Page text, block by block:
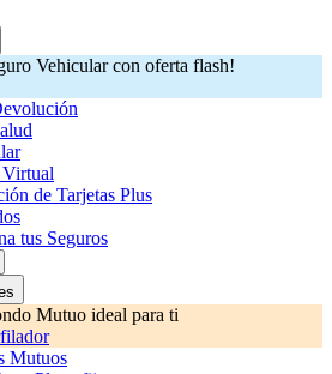
Vehicular con oferta flash!
de Tarjetas Plus
tus Seguros
Mutuo ideal para ti
Mutuos